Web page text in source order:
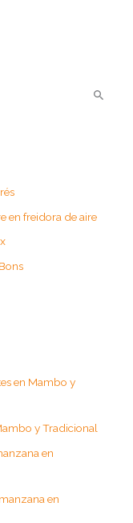
en freidora de aire
en Mambo y
y Tradicional
en
en